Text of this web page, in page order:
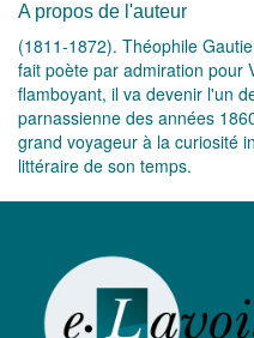
A propos de l'auteur
(1811-1872). Théophile
fait poète par admiration pour
flamboyant, il va devenir l'un
parnassienne des années
grand voyageur à la curiosité
littéraire de son temps.